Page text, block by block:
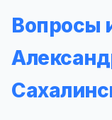
Вопросы